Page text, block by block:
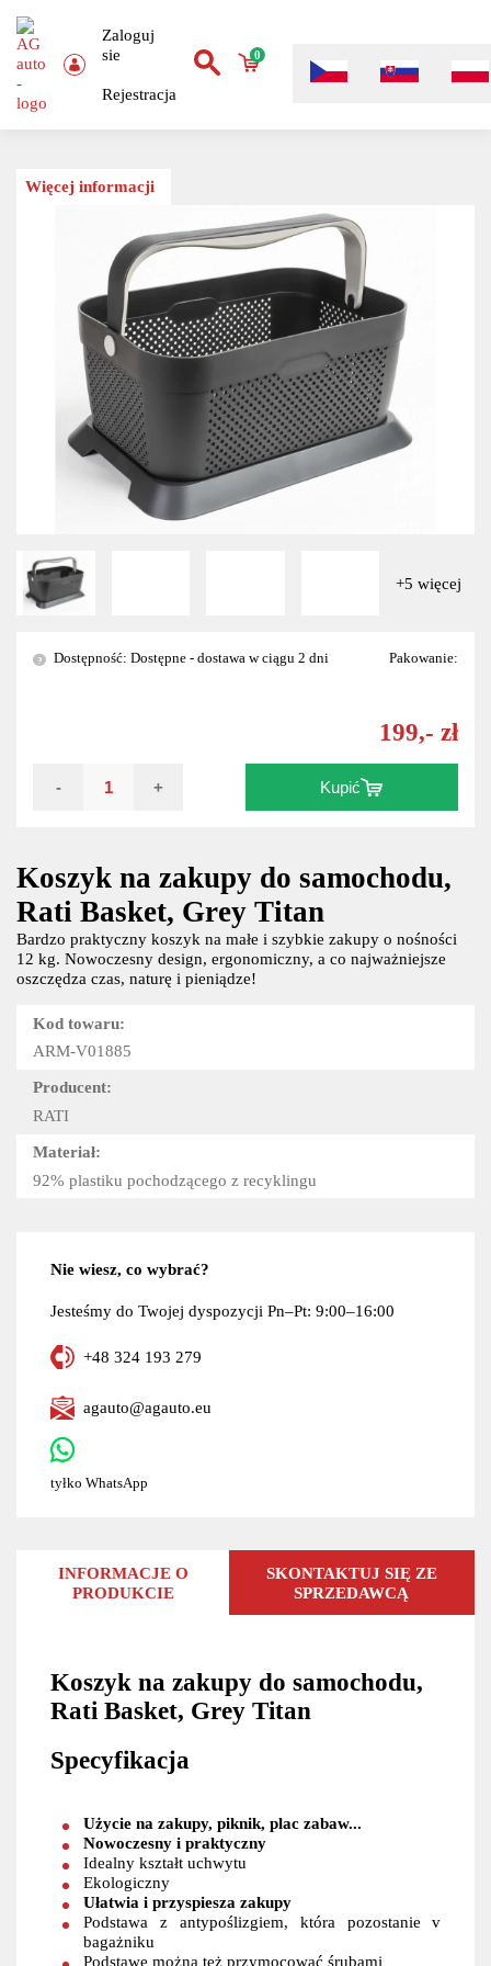
Zaloguj
sie
Rejestracja
0
Więcej informacji
+5 więcej
Koszyk na zakupy do samochodu,
Rati Basket, Grey Titan
Bardzo praktyczny koszyk na małe i szybkie zakupy o nośności
12 kg. Nowoczesny design, ergonomiczny, a co najważniejsze
oszczędza czas, naturę i pieniądze!
Kod towaru:
ARM-V01885
Producent:
RATI
Materiał:
92% plastiku pochodzącego z recyklingu
? Dostępność: Dostępne - dostawa w ciągu 2 dni Pakowanie:
199,- zł
- + Kupić
Nie wiesz, co wybrać?
Jesteśmy do Twojej dyspozycji Pn–Pt: 9:00–16:00
+48 324 193 279
agauto@agauto.eu
tyłko WhatsApp
INFORMACJE O
PRODUKCIE
SKONTAKTUJ SIĘ ZE
SPRZEDAWCĄ
Koszyk na zakupy do samochodu,
Rati Basket, Grey Titan
Specyfikacja
Użycie na zakupy, piknik, plac zabaw...
Nowoczesny i praktyczny
Idealny kształt uchwytu
Ekologiczny
Ułatwia i przyspiesza zakupy
Podstawa z antypoślizgiem, która pozostanie v
bagażniku
Podstawe można też przymocować śrubami